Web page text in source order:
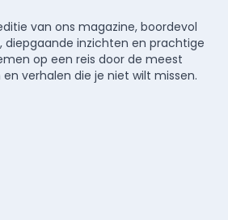
van ons magazine, boordevol
diepgaande inzichten en prachtige
op een reis door de meest
verhalen die je niet wilt missen.